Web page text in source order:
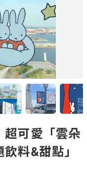
超可愛「雲朵
料&甜點」